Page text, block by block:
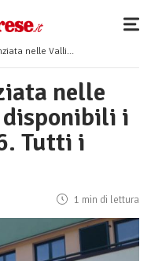
i calendari del 2026. Tutti i Comuni
nelle
disponibili i
Tutti i
1 min di lettura